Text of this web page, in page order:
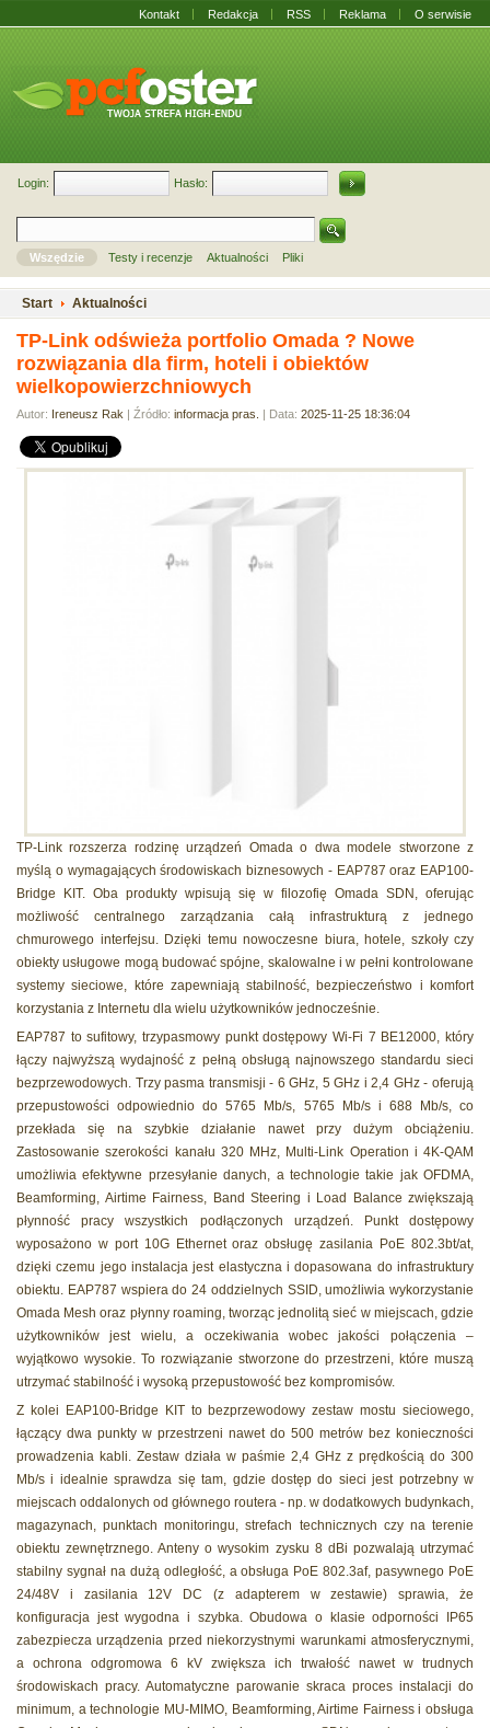
Kontakt Redakcja RSS Reklama O serwisie
Login: Hasło:
Wszędzie Testy i recenzje Aktualności Pliki
Start Aktualności
TP-Link odświeża portfolio Omada ? Nowe
rozwiązania dla firm, hoteli i obiektów
wielkopowierzchniowych
Autor: Ireneusz Rak | Źródło: informacja pras. | Data: 2025-11-25 18:36:04
TP-Link rozszerza rodzinę urządzeń Omada o dwa modele stworzone z
myślą o wymagających środowiskach biznesowych - EAP787 oraz EAP100-
Bridge KIT. Oba produkty wpisują się w filozofię Omada SDN, oferując
możliwość centralnego zarządzania całą infrastrukturą z jednego
chmurowego interfejsu. Dzięki temu nowoczesne biura, hotele, szkoły czy
obiekty usługowe mogą budować spójne, skalowalne i w pełni kontrolowane
systemy sieciowe, które zapewniają stabilność, bezpieczeństwo i komfort
korzystania z Internetu dla wielu użytkowników jednocześnie.
EAP787 to sufitowy, trzypasmowy punkt dostępowy Wi-Fi 7 BE12000, który
łączy najwyższą wydajność z pełną obsługą najnowszego standardu sieci
bezprzewodowych. Trzy pasma transmisji - 6 GHz, 5 GHz i 2,4 GHz - oferują
przepustowości odpowiednio do 5765 Mb/s, 5765 Mb/s i 688 Mb/s, co
przekłada się na szybkie działanie nawet przy dużym obciążeniu.
Zastosowanie szerokości kanału 320 MHz, Multi-Link Operation i 4K-QAM
umożliwia efektywne przesyłanie danych, a technologie takie jak OFDMA,
Beamforming, Airtime Fairness, Band Steering i Load Balance zwiększają
płynność pracy wszystkich podłączonych urządzeń. Punkt dostępowy
wyposażono w port 10G Ethernet oraz obsługę zasilania PoE 802.3bt/at,
dzięki czemu jego instalacja jest elastyczna i dopasowana do infrastruktury
obiektu. EAP787 wspiera do 24 oddzielnych SSID, umożliwia wykorzystanie
Omada Mesh oraz płynny roaming, tworząc jednolitą sieć w miejscach, gdzie
użytkowników jest wielu, a oczekiwania wobec jakości połączenia –
wyjątkowo wysokie. To rozwiązanie stworzone do przestrzeni, które muszą
utrzymać stabilność i wysoką przepustowość bez kompromisów.
Z kolei EAP100-Bridge KIT to bezprzewodowy zestaw mostu sieciowego,
łączący dwa punkty w przestrzeni nawet do 500 metrów bez konieczności
prowadzenia kabli. Zestaw działa w paśmie 2,4 GHz z prędkością do 300
Mb/s i idealnie sprawdza się tam, gdzie dostęp do sieci jest potrzebny w
miejscach oddalonych od głównego routera - np. w dodatkowych budynkach,
magazynach, punktach monitoringu, strefach technicznych czy na terenie
obiektu zewnętrznego. Anteny o wysokim zysku 8 dBi pozwalają utrzymać
stabilny sygnał na dużą odległość, a obsługa PoE 802.3af, pasywnego PoE
24/48V i zasilania 12V DC (z adapterem w zestawie) sprawia, że
konfiguracja jest wygodna i szybka. Obudowa o klasie odporności IP65
zabezpiecza urządzenia przed niekorzystnymi warunkami atmosferycznymi,
a ochrona odgromowa 6 kV zwiększa ich trwałość nawet w trudnych
środowiskach pracy. Automatyczne parowanie skraca proces instalacji do
minimum, a technologie MU-MIMO, Beamforming, Airtime Fairness i obsługa